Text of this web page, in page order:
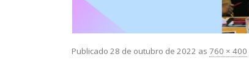
Publicado 28 de outubro de 2022 as 760 × 400